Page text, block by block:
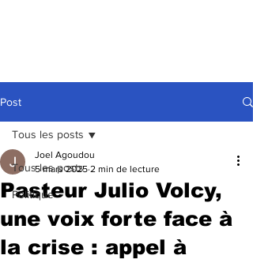
Post
Tous les posts
Politique
Tous les posts
Pasteur Julio Volcy,
une voix forte face à
la crise : appel à
Joel Agoudou
5 mars 2025 2 min de lecture